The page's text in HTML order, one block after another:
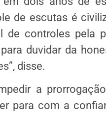
de escutas é
de controles pela
duvidar da
disse.
a
para com a